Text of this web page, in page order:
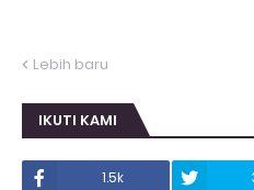
Lebih baru
IKUTI KAMI
1.5k